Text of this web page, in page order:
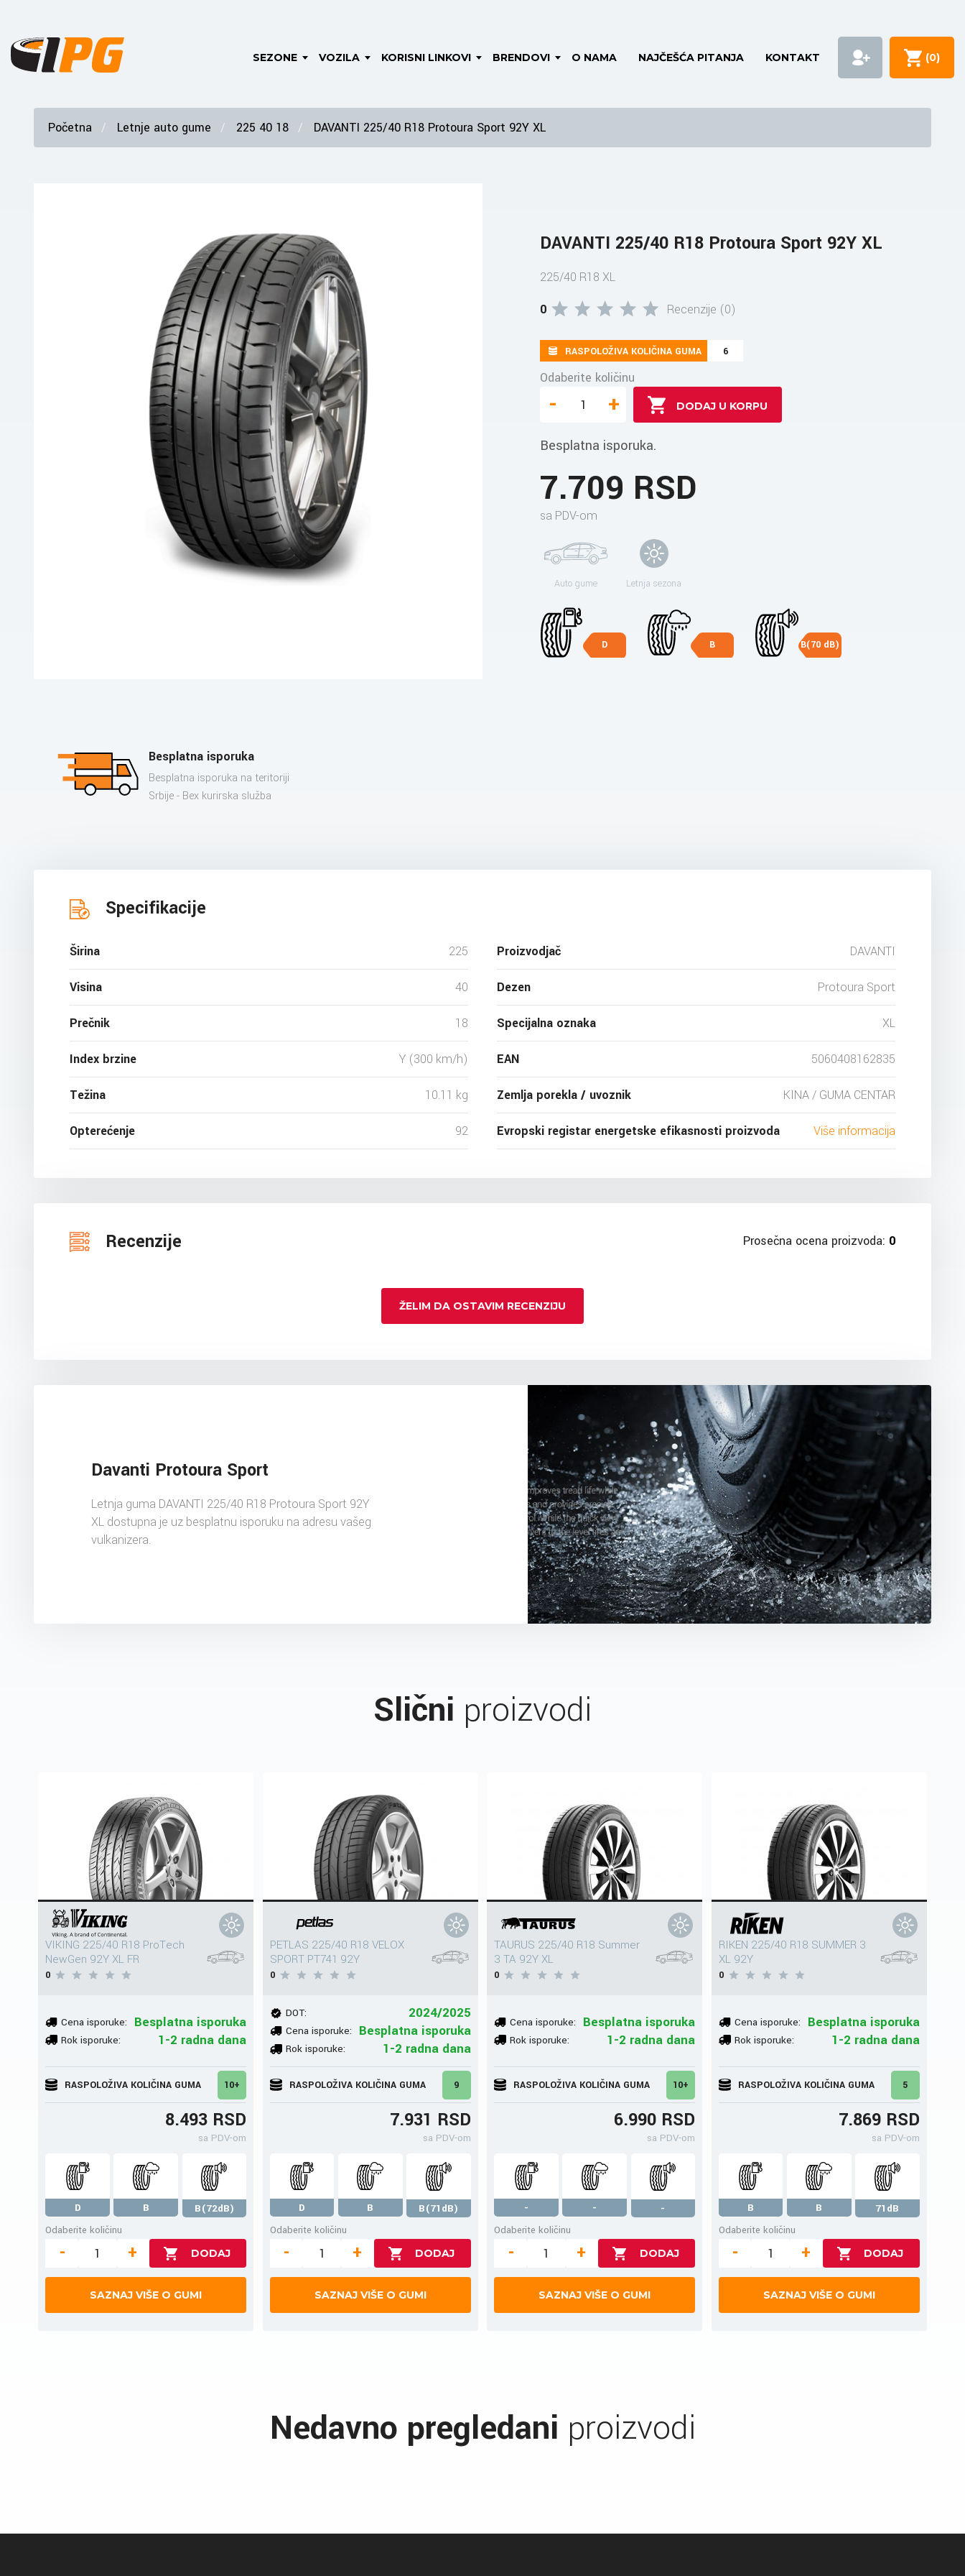
SEZONE VOZILA KORISNI LINKOVI BRENDOVI O NAMA NAJČEŠĆA PITANJA KONTAKT (0)
Početna Letnje auto gume 225 40 18 DAVANTI 225/40 R18 Protoura Sport 92Y XL
DAVANTI 225/40 R18 Protoura Sport 92Y XL
225/40 R18 XL
0
Recenzije (0)
RASPOLOŽIVA KOLIČINA GUMA 6
Odaberite količinu
- +
Besplatna isporuka.
7.709 RSD
sa PDV-om
Auto gume Letnja sezona
D B B(70 dB)
Besplatna isporuka
Besplatna isporuka na teritoriji
Srbije - Bex kurirska služba
Specifikacije
Širina 225
Visina 40
Prečnik 18
Index brzine Y (300 km/h)
Težina 10.11 kg
Opterećenje 92
Proizvodjač DAVANTI
Dezen Protoura Sport
Specijalna oznaka XL
EAN 5060408162835
Zemlja porekla / uvoznik KINA / GUMA CENTAR
Evropski registar energetske efikasnosti proizvoda Više informacija
Recenzije Prosečna ocena proizvoda: 0
ŽELIM DA OSTAVIM RECENZIJU
Davanti Protoura Sport
Letnja guma DAVANTI 225/40 R18 Protoura Sport 92Y
XL dostupna je uz besplatnu isporuku na adresu vašeg
vulkanizera.
Slični proizvodi
VIKING 225/40 R18 ProTech
NewGen 92Y XL FR
0
Cena isporuke: Besplatna isporuka
Rok isporuke: 1-2 radna dana
RASPOLOŽIVA KOLIČINA GUMA 10+
8.493 RSD
sa PDV-om
D B
B(72dB)
Odaberite količinu
- +
SAZNAJ VIŠE O GUMI
PETLAS 225/40 R18 VELOX
SPORT PT741 92Y
0
DOT: 2024/2025
Cena isporuke: Besplatna isporuka
Rok isporuke: 1-2 radna dana
RASPOLOŽIVA KOLIČINA GUMA 9
7.931 RSD
sa PDV-om
D B
B(71dB)
Odaberite količinu
- +
SAZNAJ VIŠE O GUMI
TAURUS 225/40 R18 Summer
3 TA 92Y XL
0
Cena isporuke: Besplatna isporuka
Rok isporuke: 1-2 radna dana
RASPOLOŽIVA KOLIČINA GUMA 10+
6.990 RSD
sa PDV-om
- -
-
Odaberite količinu
- +
SAZNAJ VIŠE O GUMI
RIKEN 225/40 R18 SUMMER 3
XL 92Y
0
Cena isporuke: Besplatna isporuka
Rok isporuke: 1-2 radna dana
RASPOLOŽIVA KOLIČINA GUMA 5
7.869 RSD
sa PDV-om
B B
71dB
Odaberite količinu
- +
SAZNAJ VIŠE O GUMI
Nedavno pregledani proizvodi